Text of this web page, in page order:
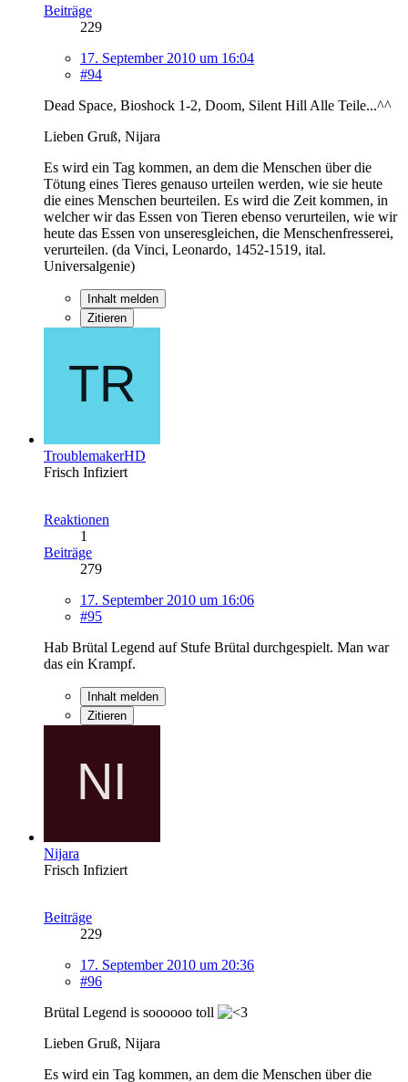
Beiträge
229
17. September 2010 um 16:04
#94
Dead Space, Bioshock 1-2, Doom, Silent Hill Alle Teile...^^
Lieben Gruß, Nijara
Es wird ein Tag kommen, an dem die Menschen über die
Tötung eines Tieres genauso urteilen werden, wie sie heute
die eines Menschen beurteilen. Es wird die Zeit kommen, in
welcher wir das Essen von Tieren ebenso verurteilen, wie wir
heute das Essen von unseresgleichen, die Menschenfresserei,
verurteilen. (da Vinci, Leonardo, 1452-1519, ital.
Universalgenie)
Inhalt melden
Zitieren
TroublemakerHD
Frisch Infiziert
Reaktionen
1
Beiträge
279
17. September 2010 um 16:06
#95
Hab Brütal Legend auf Stufe Brütal durchgespielt. Man war
das ein Krampf.
Inhalt melden
Zitieren
Nijara
Frisch Infiziert
Beiträge
229
17. September 2010 um 20:36
#96
Brütal Legend is soooooo toll
Lieben Gruß, Nijara
Es wird ein Tag kommen, an dem die Menschen über die